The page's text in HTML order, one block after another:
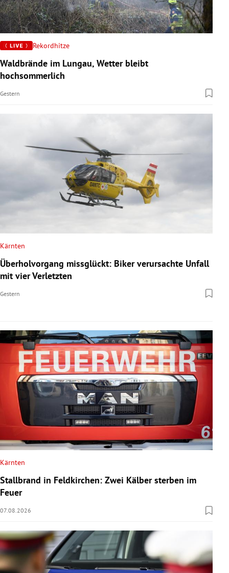
Rekordhitze
Waldbrände im Lungau, Wetter bleibt
hochsommerlich
Gestern
Kärnten
Überholvorgang missglückt: Biker verursachte Unfall
mit vier Verletzten
Gestern
Kärnten
Stallbrand in Feldkirchen: Zwei Kälber sterben im
Feuer
07.08.2026